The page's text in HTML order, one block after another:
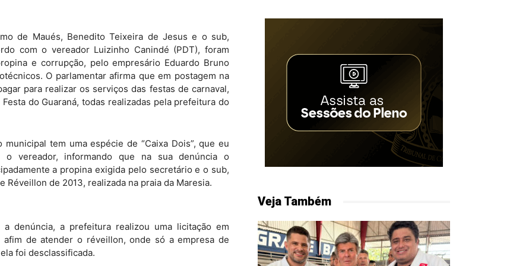
de Maués, Benedito Teixeira de Jesus e o sub,
com o vereador Luizinho Canindé (PDT), foram
e corrupção, pelo empresário Eduardo Bruno
O parlamentar afirma que em postagem na
para realizar os serviços das festas de carnaval,
do Guaraná, todas realizadas pela prefeitura do
tem uma espécie de “Caixa Dois”, que eu
o vereador, informando que na sua denúncia o
a propina exigida pelo secretário e o sub,
de 2013, realizada na praia da Maresia.
denúncia, a prefeitura realizou uma licitação em
de atender o réveillon, onde só a empresa de
foi desclassificada.
Veja Também